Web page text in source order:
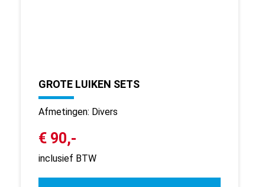
GROTE LUIKEN SETS
Afmetingen: Divers
€ 90,-
inclusief BTW